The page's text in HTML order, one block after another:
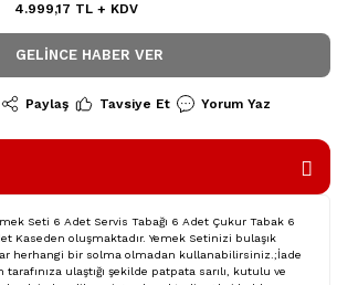
4.999,17 TL + KDV
GELINCE HABER VER
Paylaş Tavsiye Et Yorum Yaz
Seti 6 Adet Servis Tabağı 6 Adet Çukur Tabak 6
Kaseden oluşmaktadır. Yemek Setinizi bulaşık
herhangi bir solma olmadan kullanabilirsiniz.;İade
ulaştığı şekilde patpata sarılı, kutulu ve